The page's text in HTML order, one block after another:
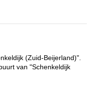
(Zuid-Beijerland)".
van "Schenkeldijk